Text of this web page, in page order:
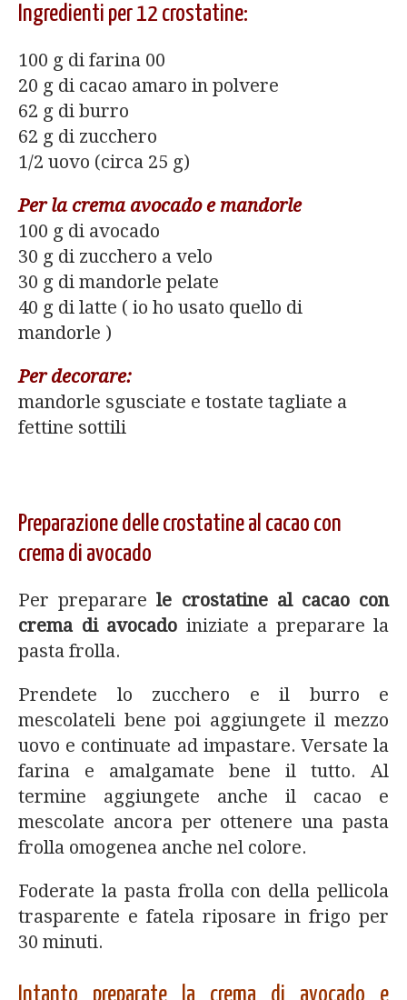
Ingredienti per 12 crostatine:
100 g di farina 00
20 g di cacao amaro in polvere
62 g di burro
62 g di zucchero
1/2 uovo (circa 25 g)
Per la crema avocado e mandorle
100 g di avocado
30 g di zucchero a velo
30 g di mandorle pelate
40 g di latte ( io ho usato quello di
mandorle )
Per decorare:
mandorle sgusciate e tostate tagliate a
fettine sottili
Preparazione delle crostatine al cacao con
crema di avocado
Per preparare le crostatine al cacao con
crema di avocado iniziate a preparare la
pasta frolla.
Prendete lo zucchero e il burro e
mescolateli bene poi aggiungete il mezzo
uovo e continuate ad impastare. Versate la
farina e amalgamate bene il tutto. Al
termine aggiungete anche il cacao e
mescolate ancora per ottenere una pasta
frolla omogenea anche nel colore.
Foderate la pasta frolla con della pellicola
trasparente e fatela riposare in frigo per
30 minuti.
Intanto preparate la crema di avocado e